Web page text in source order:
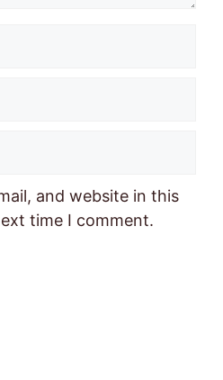
and website in this
time I comment.